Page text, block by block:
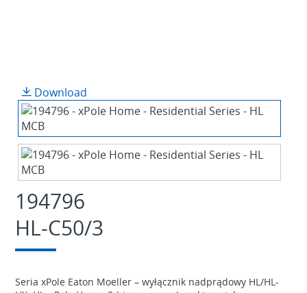
Download
194796
HL-C50/3
Seria xPole Eaton Moeller – wyłącznik nadprądowy HL/HL-